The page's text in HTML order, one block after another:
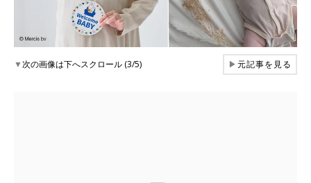
▼次の画像は下へスクロール (3/5) ▶元記事を見る